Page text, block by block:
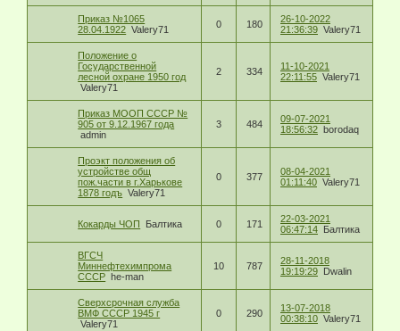
Приказ №1065
28.04.1922 Valery71 0 180
26-10-2022
21:36:39 Valery71
Положение о
Государственной
лесной охране 1950 год
Valery71
2 334
11-10-2021
22:11:55 Valery71
Приказ МООП СССР №
905 от 9.12.1967 года
admin
3 484
09-07-2021
18:56:32 borodaq
Проэкт положения об
устройстве общ
пож.части в г.Харькове
1878 годъ Valery71
0 377
08-04-2021
01:11:40 Valery71
Кокарды ЧОП Балтика 0 171
22-03-2021
06:47:14 Балтика
ВГСЧ
Миннефтехимпрома
СССР he-man
10 787
28-11-2018
19:19:29 Dwalin
Сверхсрочная служба
ВМФ СССР 1945 г
Valery71
0 290
13-07-2018
00:38:10 Valery71